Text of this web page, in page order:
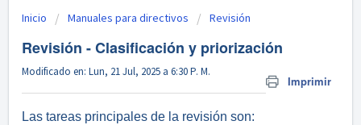
Inicio Manuales para directivos Revisión
Revisión - Clasificación y priorización
Imprimir
Modificado en: Lun, 21 Jul, 2025 a 6:30 P. M.
Las tareas principales de la revisión son: